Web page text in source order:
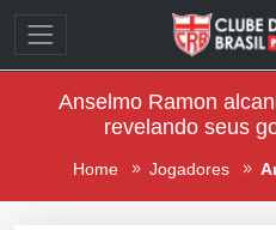
Anselmo Ramon
revelando seus
Home Jogadores